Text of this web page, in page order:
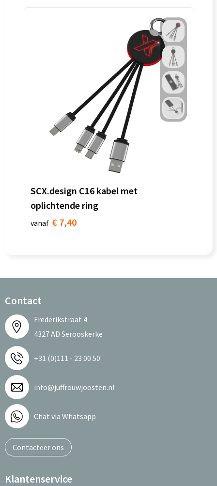
SCX.design C16 kabel met
oplichtende ring
vanaf € 7,40
Contact
Frederikstraat 4
4327 AD Serooskerke
+31 (0)111 - 23 00 50
info@juffrouwjoosten.nl
Chat via Whatsapp
Contacteer ons
Klantenservice